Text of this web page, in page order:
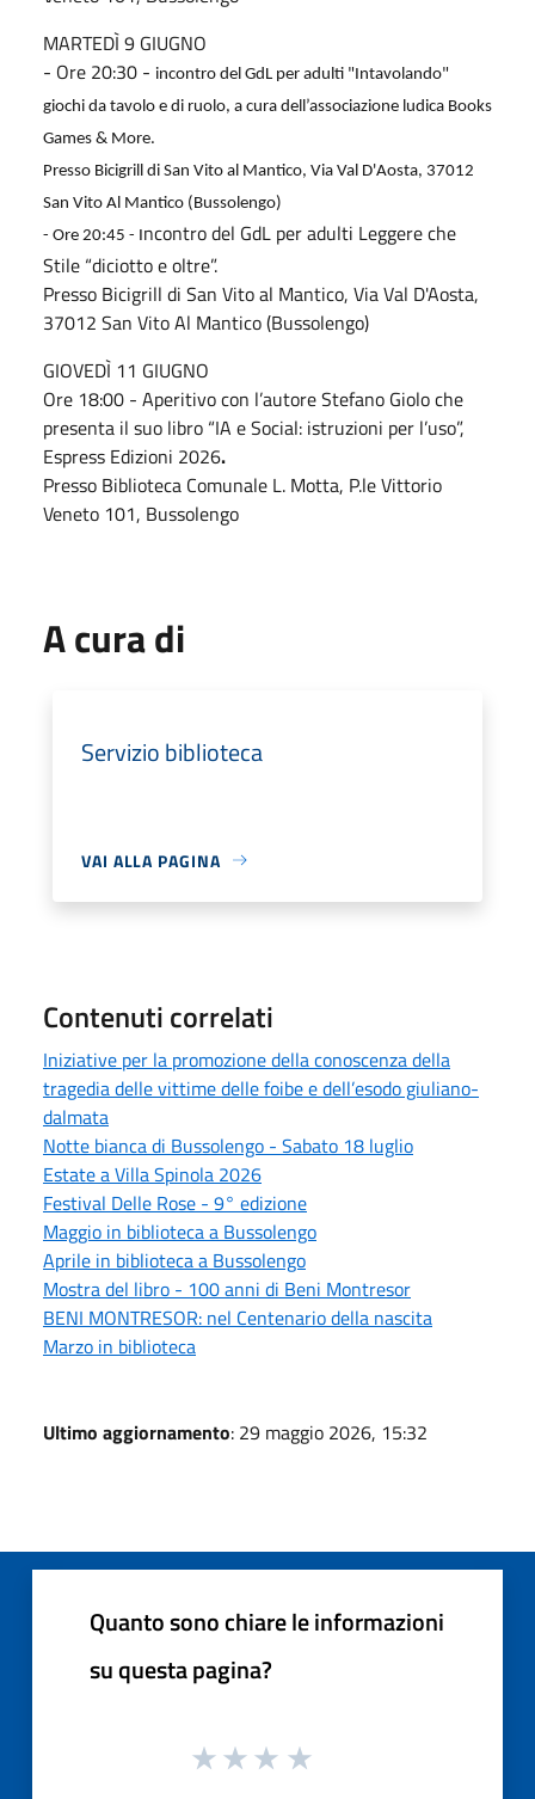
MARTEDÌ 9 GIUGNO
- Ore 20:30 - incontro del GdL per adulti "Intavolando"
giochi da tavolo e di ruolo, a cura dell’associazione ludica Books
Games & More.
Presso Bicigrill di San Vito al Mantico, Via Val D'Aosta, 37012
San Vito Al Mantico (Bussolengo)
- Ore 20:45 - Incontro del GdL per adulti Leggere che
Stile “diciotto e oltre”.
Presso Bicigrill di San Vito al Mantico, Via Val D'Aosta,
37012 San Vito Al Mantico (Bussolengo)
GIOVEDÌ 11 GIUGNO
Ore 18:00 - Aperitivo con l’autore Stefano Giolo che
presenta il suo libro “IA e Social: istruzioni per l’uso”,
Espress Edizioni 2026.
Presso Biblioteca Comunale L. Motta, P.le Vittorio
Veneto 101, Bussolengo
A cura di
Servizio biblioteca
VAI ALLA PAGINA
Contenuti correlati
Iniziative per la promozione della conoscenza della
tragedia delle vittime delle foibe e dell’esodo giuliano-
dalmata
Notte bianca di Bussolengo - Sabato 18 luglio
Estate a Villa Spinola 2026
Festival Delle Rose - 9° edizione
Maggio in biblioteca a Bussolengo
Aprile in biblioteca a Bussolengo
Mostra del libro - 100 anni di Beni Montresor
BENI MONTRESOR: nel Centenario della nascita
Marzo in biblioteca
Ultimo aggiornamento: 29 maggio 2026, 15:32
Quanto sono chiare le informazioni
su questa pagina?